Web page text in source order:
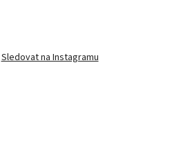
Sledovat na Instagramu